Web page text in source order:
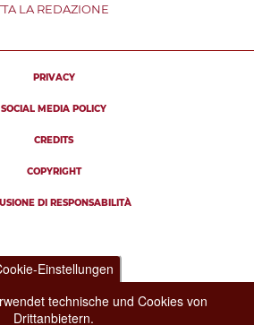
LA REDAZIONE
PRIVACY
SOCIAL MEDIA POLICY
CREDITS
COPYRIGHT
DI RESPONSABILITÀ
Einstellungen
technische und Cookies von
Drittanbietern.